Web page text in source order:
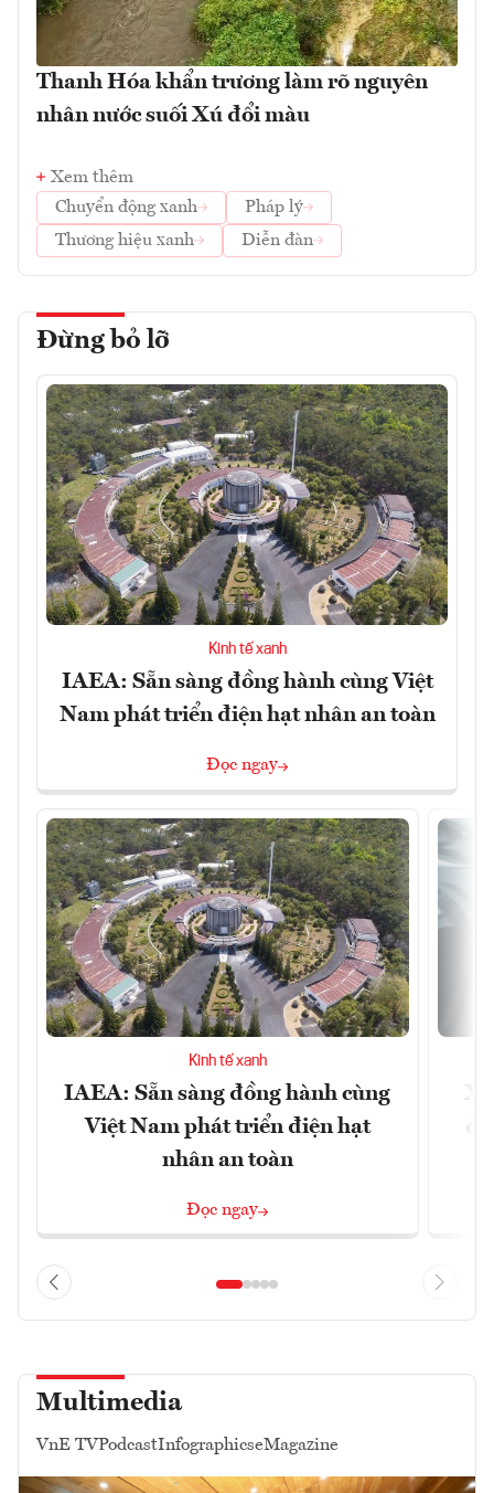
Thanh Hóa khẩn trương làm rõ nguyên
nhân nước suối Xú đổi màu
Xem thêm
Chuyển động xanh
Pháp lý
Thương hiệu xanh
Diễn đàn
Đừng bỏ lỡ
Kinh tế xanh
IAEA: Sẵn sàng đồng hành cùng Việt
Nam phát triển điện hạt nhân an toàn
Đọc ngay
Kinh tế xanh
IAEA: Sẵn sàng đồng hành cùng
Việt Nam phát triển điện hạt
nhân an toàn
Đọc ngay
Multimedia
VnE TVPodcastInfographicseMagazine